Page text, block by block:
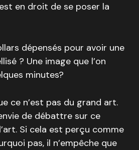
en droit de se poser la
dépensés pour avoir une
? Une image que l’on
minutes?
ce n’est pas du grand art.
de débattre sur ce
Si cela est perçu comme
pas, il n’empêche que